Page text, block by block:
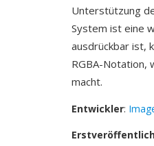
Unterstützung
System ist eine
ausdrückbar ist,
RGBA-Notation,
macht.
Entwickler: